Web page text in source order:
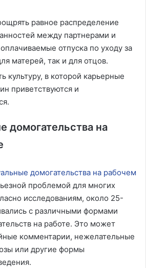
равное распределение
между партнерами и
отпуска по уходу за
матерей, так и для отцов.
культуру, в которой карьерные
приветствуются и
домогательства на
домогательства на рабочем
проблемой для многих
исследованиям, около 25-
с различными формами
на работе. Это может
комментарии, нежелательные
или другие формы